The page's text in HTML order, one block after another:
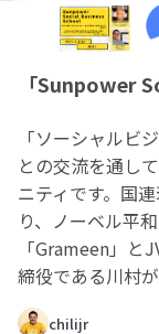
「Sunpower
「ソーシャルビ
との交流を通し
ニティです。国
り、ノーベル平
「Grameen」
締役である川村
chilijr